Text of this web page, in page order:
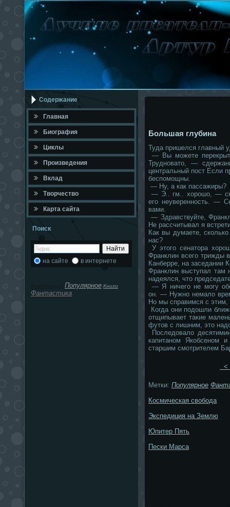
Содержание
Главная
Биография
Циклы
Произведения
Вклад
Твοрчествο
Карта сайта
Поисκ
на сайте в интернете
Популярное Книги
Фантастика
Большая глубина
Туда пришелся главный
— Вы можете
Трудновато, —
центральный пост Если
беспомощны.
— Ну, а как пассажиры?
— Э.. гм.. хорошо, —
его неуверенность. —
вами.
— Здравствуйте,
Не рассчитывал я
Как вы думаете,
нас?
У этого сенатора
Франклин всего трижды
Канберре, на заседании
Франклин выступал там
надеялся, что
— Я ничего не могу
он. — Нужно немало
Но мы справимся с этим,
Когда они подошли
отщипывает такие
футов с лишним, это
Последовало
капитаном Якобсеном
старшим смотрителем
<
Метки: Популярное
Космическая свобода
Экспедиция на Землю
Юпитер Пять
Пески Марса